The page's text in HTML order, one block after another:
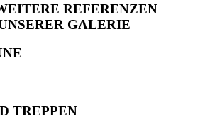
REFERENZEN
GALERIE
TREPPEN